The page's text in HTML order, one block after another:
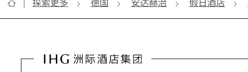
探索更多 德国 安达赫治 假日酒店